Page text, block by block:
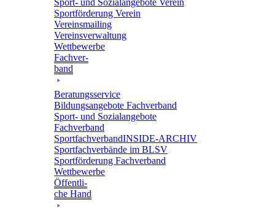
Sport- und Sozi­al­an­ge­bote Verein
Sport­för­de­rung Verein
Vereins­mai­ling
Vereins­ver­wal­tung
Wett­be­werbe
Fach­ver­
band
Bera­tungs­ser­vice
Bildungs­an­ge­bote Fachverband
Sport- und Sozi­al­an­ge­bote
Fachverband
Sport­fach­ver­ban­d­IN­SIDE-ARCHIV
Sport­fach­ver­bände im BLSV
Sport­för­de­rung Fachverband
Wett­be­werbe
Öffent­li­
che Hand